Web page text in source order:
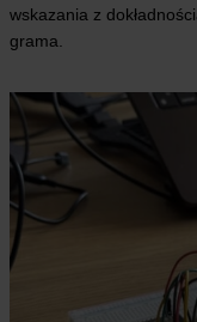
wskazania z
grama.